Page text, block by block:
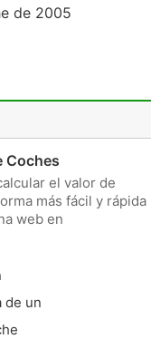
de 2005
Coches
el valor de
más fácil y rápida
web en
un coche nuevo o
de un